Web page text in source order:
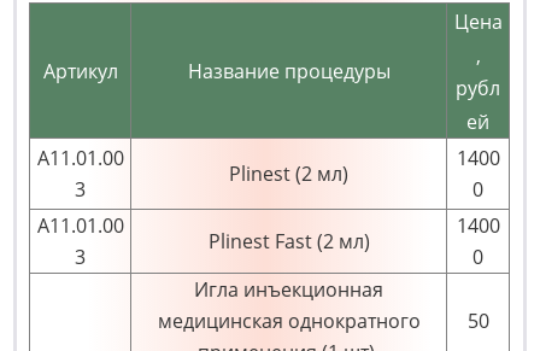
Артикул Название процедуры
Цена
,
рубл
ей
А11.01.00
3
Plinest (2 мл)
1400
0
А11.01.00
3
Plinest Fast (2 мл)
1400
0
Игла инъекционная
медицинская однократного
50